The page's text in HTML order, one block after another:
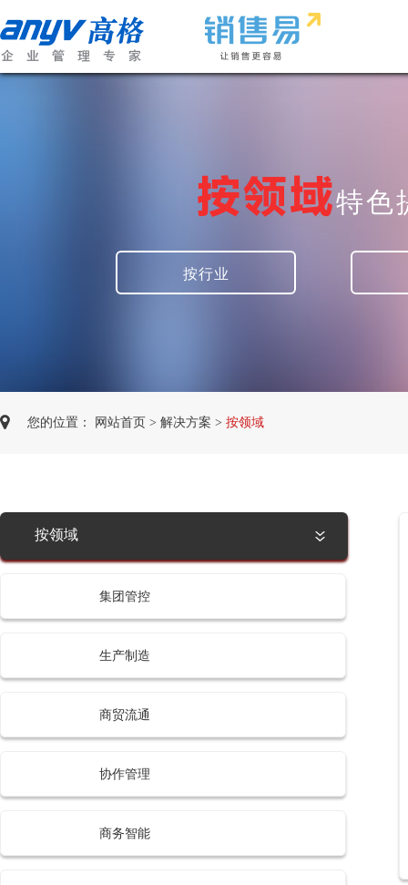
按领域特色
按行业
您的位置： 网站首页 > 解决方案 > 按领域
按领域
集团管控
生产制造
商贸流通
协作管理
商务智能